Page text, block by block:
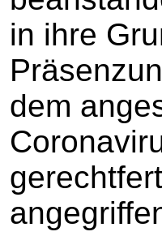
in ihre
dem